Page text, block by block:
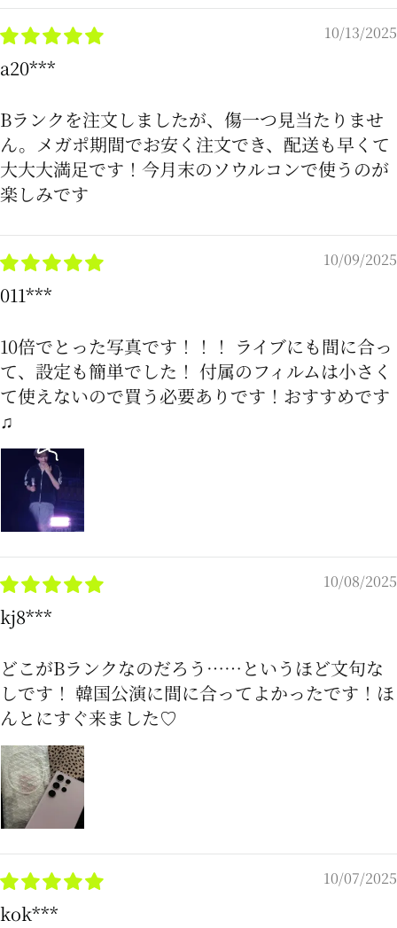
10/13/2025
a20***
Bランクを注文しましたが、傷一つ見当たりませ
ん。メガポ期間でお安く注文でき、配送も早くて
大大大満足です！今月末のソウルコンで使うのが
楽しみです
10/09/2025
011***
10倍でとった写真です！！！ ライブにも間に合っ
て、設定も簡単でした！ 付属のフィルムは小さく
て使えないので買う必要ありです！おすすめです
♫
10/08/2025
kj8***
どこがBランクなのだろう……というほど文句な
しです！ 韓国公演に間に合ってよかったです！ほ
んとにすぐ来ました♡
10/07/2025
kok***